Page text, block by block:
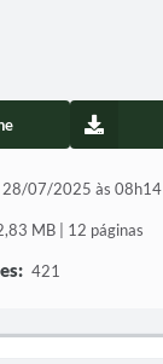
28/07/2025 às 08h14
MB | 12 páginas
421